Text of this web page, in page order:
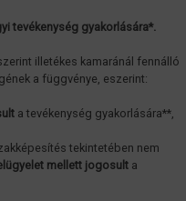
tevékenység gyakorlására*.
illetékes kamaránál fennálló
a függvénye, eszerint:
a tevékenység gyakorlására**,
tekintetében nem
mellett jogosult a